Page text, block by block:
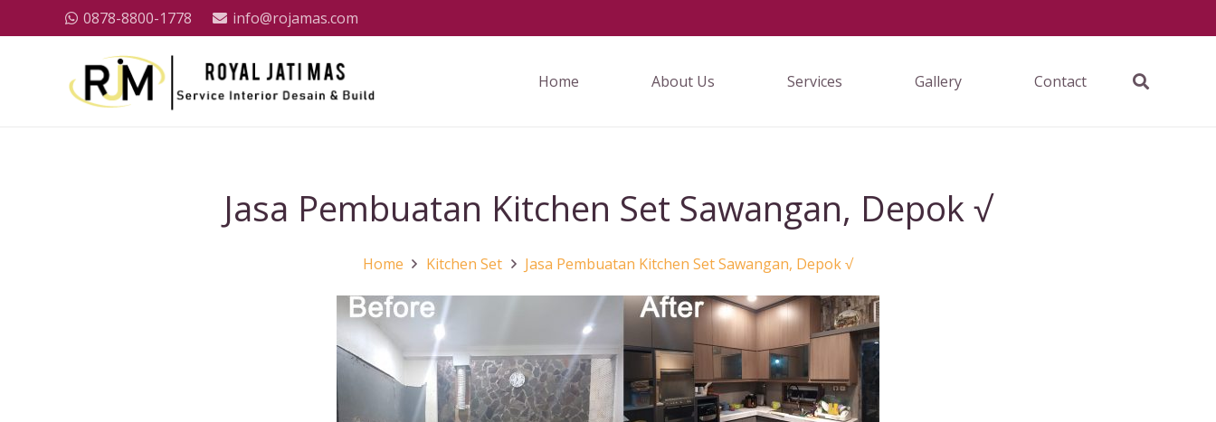
0878-8800-1778 info@rojamas.com
Home About Us Services Gallery Contact
Jasa Pembuatan Kitchen Set Sawangan, Depok √
Home Kitchen Set Jasa Pembuatan Kitchen Set Sawangan, Depok √